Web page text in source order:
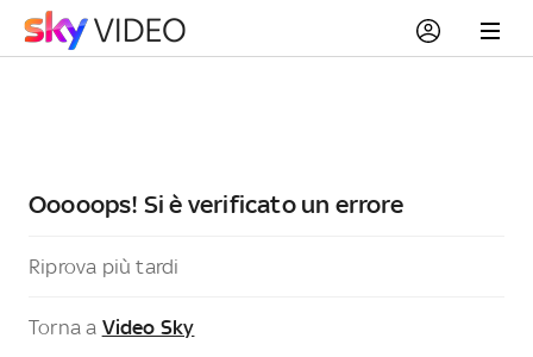
Ooooops! Si è verificato un errore
Riprova più tardi
Torna a Video Sky